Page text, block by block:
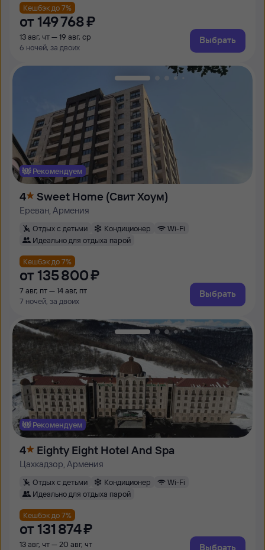
Кешбэк до 7%
от 149 ⁠768 ⁠₽
13 авг, чт — 19 авг, ср
6 ночей, за двоих
Выбрать
Рекомендуем
4 Sweet Home (Свит Хоум)
Ереван, Армения
Отдых с детьми Кондиционер
Wi-Fi
Идеально для отдыха парой
Кешбэк до 7%
от 135 ⁠800 ⁠₽
7 авг, пт — 14 авг, пт
7 ночей, за двоих
Выбрать
Рекомендуем
4 Eighty Eight Hotel And Spa
Цахкадзор, Армения
Отдых с детьми Кондиционер
Wi-Fi
Идеально для отдыха парой
Кешбэк до 7%
от 131 ⁠874 ⁠₽
13 авг, чт — 20 авг, чт Выбрать